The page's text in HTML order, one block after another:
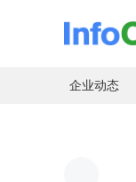
企业动态